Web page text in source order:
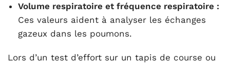
Volume respiratoire et fréquence respiratoire :
Ces valeurs aident à analyser les échanges
gazeux dans les poumons.
Lors d’un test d’effort sur un tapis de course ou